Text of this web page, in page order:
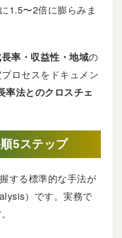
1.5〜2倍に膨らみま
率・収益性・地域の
ロセスをドキュメン
率法とのクロスチェ
5ステップ
する標準的な手法が
）です。実務で